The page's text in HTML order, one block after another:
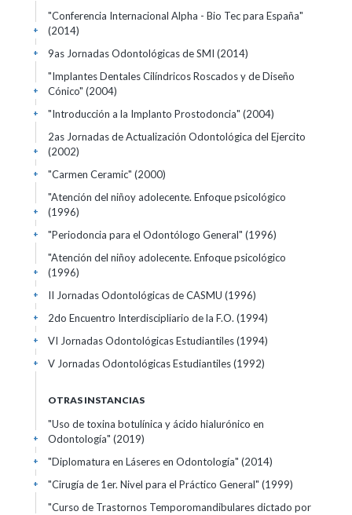
"Conferencia Internacional Alpha - Bio Tec para España"
(2014)
+
9as Jornadas Odontológicas de SMI (2014)
+
"Implantes Dentales Cilíndricos Roscados y de Diseño
Cónico" (2004)
+
"Introducción a la Implanto Prostodoncia" (2004)
+
2as Jornadas de Actualización Odontológica del Ejercito
(2002)
+
"Carmen Ceramic" (2000)
+
"Atención del niñoy adolecente. Enfoque psicológico
(1996)
+
"Periodoncia para el Odontólogo General" (1996)
+
"Atención del niñoy adolecente. Enfoque psicológico
(1996)
+
II Jornadas Odontológicas de CASMU (1996)
+
2do Encuentro Interdiscipliario de la F.O. (1994)
+
VI Jornadas Odontológicas Estudiantiles(1994)
+
V Jornadas Odontológicas Estudiantiles(1992)
+
OTRAS INSTANCIAS
"Uso de toxina botulínica y ácido hialurónico en
Odontología" (2019)
+
"Diplomatura en Láseres en Odontología" (2014)
+
"Cirugía de 1er. Nivel para el Práctico General" (1999)
+
"Curso de Trastornos Temporomandibulares dictado por